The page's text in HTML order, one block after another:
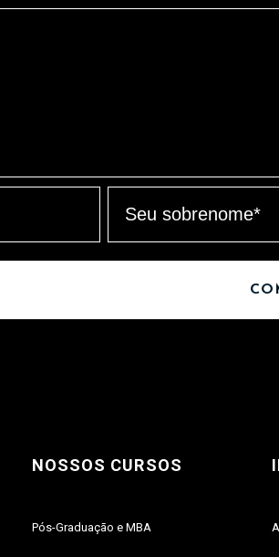
NOSSOS CURSOS
Pós-Graduaçāo e MBA